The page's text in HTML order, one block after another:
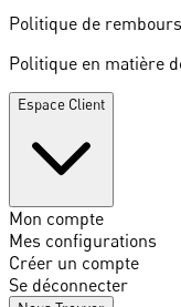
Politique de
Politique en matière
Espace Client
Mon compte
Mes configurations
Créer un compte
Se déconnecter